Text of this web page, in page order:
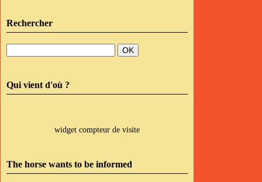
Rechercher
Qui vient d'où ?
widget compteur de visite
The horse wants to be informed